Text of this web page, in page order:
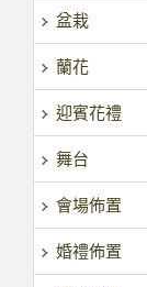
盆栽
蘭花
迎賓花禮
舞台
會場佈置
婚禮佈置